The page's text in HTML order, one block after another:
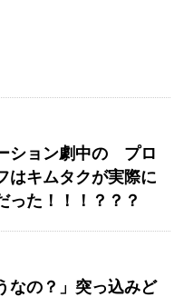
ション劇中の プロ
はキムタクが実際に
った！！！？？？
なの？」突っ込みど